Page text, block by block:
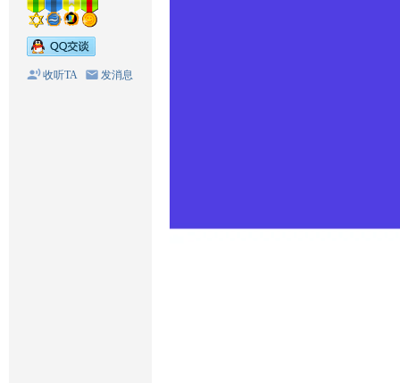
收听TA 发消息